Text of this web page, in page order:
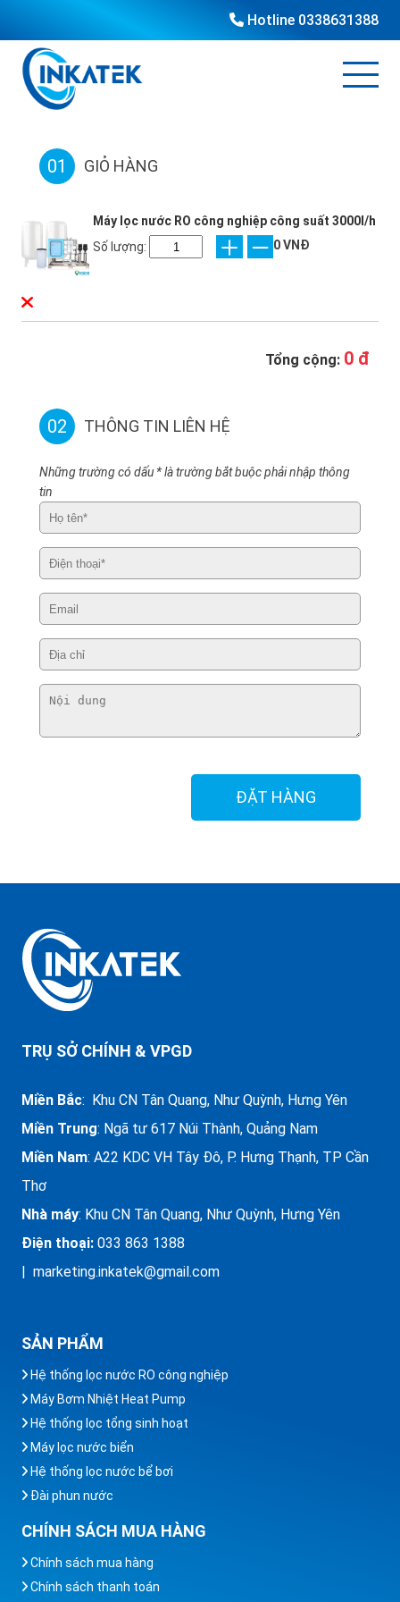
Hotline 0338631388
01 GIỎ HÀNG
Máy lọc nước RO công nghiệp công suất 3000l/h
0 VNĐ
Số lượng:
Tổng cộng: 0 đ
02 THÔNG TIN LIÊN HỆ
Những trường có dấu * là trường bắt buộc phải nhập thông
tin
ĐẶT HÀNG
TRỤ SỞ CHÍNH & VPGD
Miền Bắc: Khu CN Tân Quang, Như Quỳnh, Hưng Yên
Miền Trung: Ngã tư 617 Núi Thành, Quảng Nam
Miền Nam: A22 KDC VH Tây Đô, P. Hưng Thạnh, TP Cần
Thơ
Nhà máy: Khu CN Tân Quang, Như Quỳnh, Hưng Yên
Điện thoại: 033 863 1388
| marketing.inkatek@gmail.com
SẢN PHẨM
Hệ thống lọc nước RO công nghiệp
Máy Bơm Nhiệt Heat Pump
Hệ thống lọc tổng sinh hoạt
Máy lọc nước biển
Hệ thống lọc nước bể bơi
Đài phun nước
CHÍNH SÁCH MUA HÀNG
Chính sách mua hàng
Chính sách thanh toán